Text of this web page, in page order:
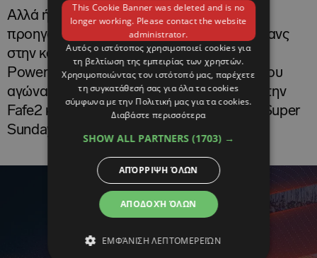
Αλλά ήταν ο Σόλμπεργκ εκείνος που
προηγούταν με 4,3 δευτερόλεπτα του Έβανς
στην κατάταξη της Super Sunday πριν την
Power Stage της Fafe 2. Τελικά η αυλαία του
αγώνα έπεσε με τον Φουρμό να κερδίζει την
Fafe2 και τον Σόλμπεργκ να κερδίζει την Super
Sunday.
This Cookie Banner was deleted and is no
longer working. Please contact the website
administrator.
Αυτός ο ιστότοπος χρησιμοποιεί cookies για
τη βελτίωση της εμπειρίας των χρηστών.
Χρησιμοποιώντας τον ιστότοπό μας, παρέχετε
τη συγκατάθεσή σας για όλα τα cookies
σύμφωνα με την Πολιτική μας για τα cookies.
Διαβάστε περισσότερα
SHOW ALL PARTNERS (1703) →
ΑΠΟΔΟΧΉ ΌΛΩΝ
ΑΠΌΡΡΙΨΗ ΌΛΩΝ
ΕΜΦΆΝΙΣΗ ΛΕΠΤΟΜΕΡΕΙΏΝ